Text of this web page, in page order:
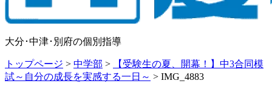
大分･中津･別府の個別指導
トップページ > 中学部 >
【受験生の夏、開幕！】中3合同模
試～自分の成長を実感する一日～ > IMG_4883